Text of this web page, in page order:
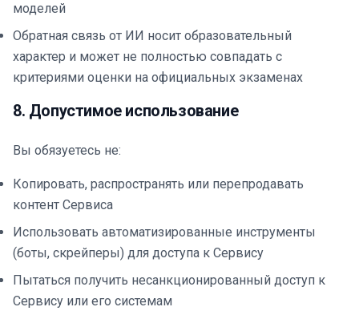
моделей
Обратная связь от ИИ носит образовательный
характер и может не полностью совпадать с
критериями оценки на официальных экзаменах
8. Допустимое использование
Вы обязуетесь не:
Копировать, распространять или перепродавать
контент Сервиса
Использовать автоматизированные инструменты
(боты, скрейперы) для доступа к Сервису
Пытаться получить несанкционированный доступ к
Сервису или его системам